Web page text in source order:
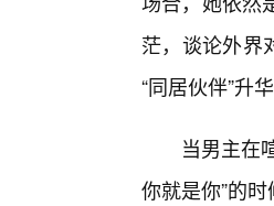
茫，谈论外界
“同居伙伴”升
当男主在
你就是你”的